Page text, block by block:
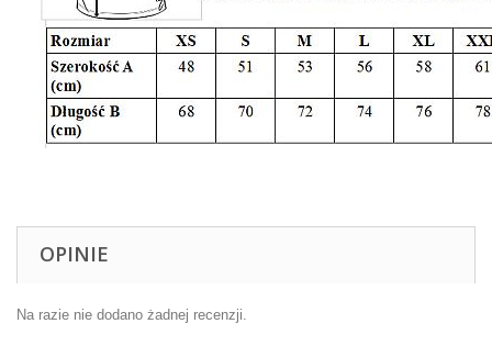
OPINIE
Na razie nie dodano żadnej recenzji.